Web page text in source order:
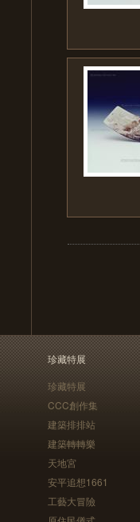
珍藏特展
珍藏特展
CCC創作集
建築排排站
建築轉轉樂
天地宮
安平追想1661
工藝大冒險